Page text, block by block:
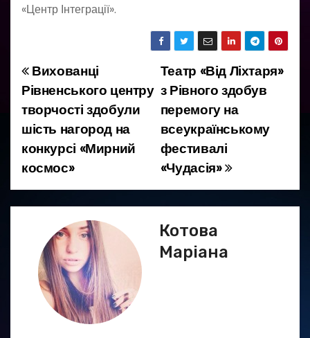
«Центр Інтеграції».
Н
а
в
і
г
Театр «Від Ліхтаря»
з Рівного здобув
перемогу на
всеукраїнському
фестивалі
«Чудасія»
Вихованці
Рівненського центру
творчості здобули
шість нагород на
конкурсі «Мирний
космос»
Котова
Маріана